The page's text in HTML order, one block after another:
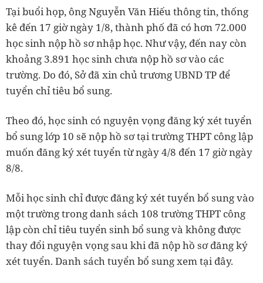
Tại buổi họp, ông Nguyễn Văn Hiếu thông tin, thống
kê đến 17 giờ ngày 1/8, thành phố đã có hơn 72.000
học sinh nộp hồ sơ nhập học. Như vậy, đến nay còn
khoảng 3.891 học sinh chưa nộp hồ sơ vào các
trường. Do đó, Sở đã xin chủ trương UBND TP để
tuyển chỉ tiêu bổ sung.
Theo đó, học sinh có nguyện vọng đăng ký xét tuyển
bổ sung lớp 10 sẽ nộp hồ sơ tại trường THPT công lập
muốn đăng ký xét tuyển từ ngày 4/8 đến 17 giờ ngày
8/8.
Mỗi học sinh chỉ được đăng ký xét tuyển bổ sung vào
một trường trong danh sách 108 trường THPT công
lập còn chỉ tiêu tuyển sinh bổ sung và không được
thay đổi nguyện vọng sau khi đã nộp hồ sơ đăng ký
xét tuyển. Danh sách tuyển bổ sung xem tại đây.